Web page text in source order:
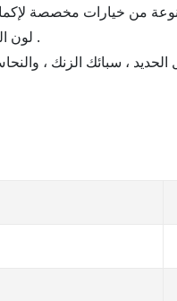
1 . لون الكريستال ، والانتهاء من المعادن .